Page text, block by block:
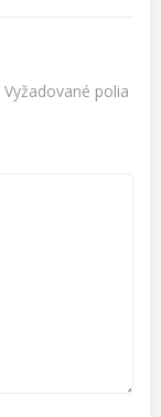
Vyžadované polia